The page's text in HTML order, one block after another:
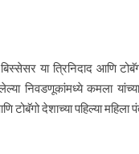
या त्रिनिदाद आणि
निवडणूकांमध्ये कमला
देशाच्या पहिल्या महिला